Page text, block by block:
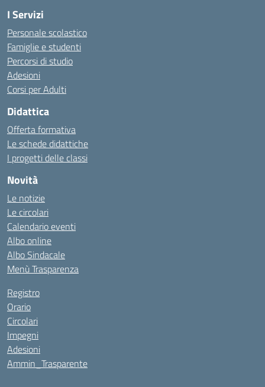
I Servizi
Personale scolastico
Famiglie e studenti
Percorsi di studio
Adesioni
Corsi per Adulti
Didattica
Offerta formativa
Le schede didattiche
I progetti delle classi
Novità
Le notizie
Le circolari
Calendario eventi
Albo online
Albo Sindacale
Menù Trasparenza
Registro
Orario
Circolari
Impegni
Adesioni
Ammin_Trasparente